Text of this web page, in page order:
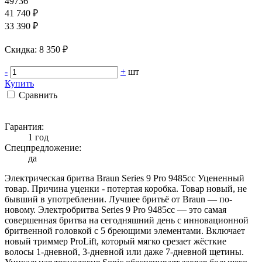
41 740 ₽
33 390 ₽
Cкидка: 8 350 ₽
- + шт
Купить
Сравнить
Гарантия:
1 год
Спецпредложение:
да
Электрическая бритва Braun Series 9 Pro 9485cc Уцененный
товар. Причина уценки - потертая коробка. Товар новый, не
бывший в употреблении. Лучшее бритьё от Braun — по-
новому. Электробритва Series 9 Pro 9485cc — это самая
совершенная бритва на сегодняшний день с инновационной
бритвенной головкой с 5 бреющими элементами. Включает
новый триммер ProLift, который мягко срезает жёсткие
волосы 1-дневной, 3-дневной или даже 7-дневной щетины.